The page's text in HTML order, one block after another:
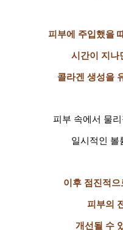
피부에 주입했을
시간이 지나
콜라겐 생성을
피부 속에서 물
일시적인 볼
이후 점진적으
피부의
개선될 수